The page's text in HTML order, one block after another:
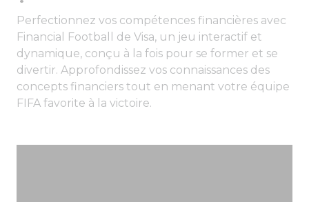
Perfectionnez vos compétences financières avec
Financial Football de Visa, un jeu interactif et
dynamique, conçu à la fois pour se former et se
divertir. Approfondissez vos connaissances des
concepts financiers tout en menant votre équipe
FIFA favorite à la victoire.